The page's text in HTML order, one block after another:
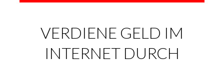
VERDIENE GELD IM
INTERNET DURCH